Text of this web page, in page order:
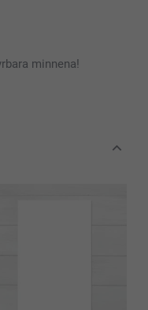
minnena!